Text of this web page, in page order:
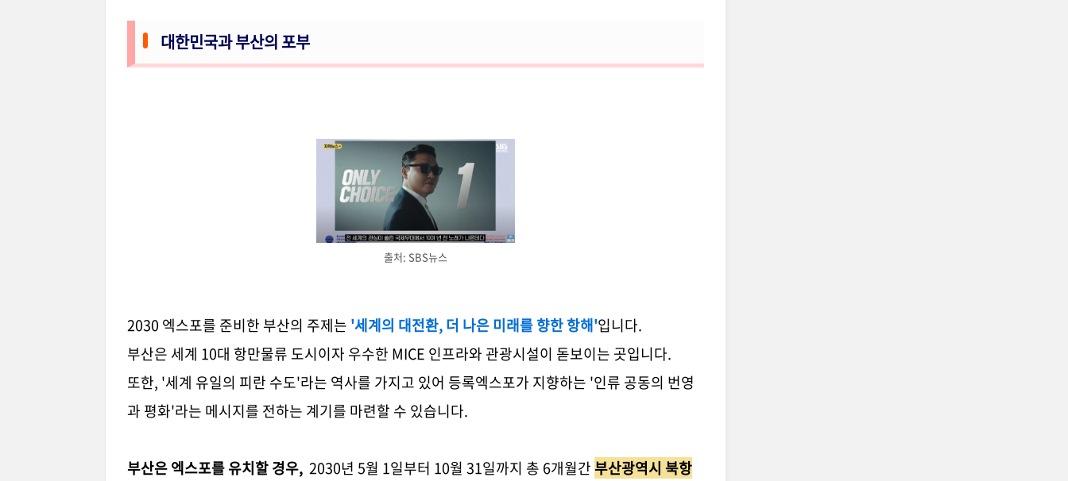
대한민국과 부산의 포부
출처: SBS뉴스
2030 엑스포를 준비한 부산의 주제는 '세계의 대전환, 더 나은 미래를 향한 항해'입니다.
부산은 세계 10대 항만물류 도시이자 우수한 MICE 인프라와 관광시설이 돋보이는 곳입니다.
또한, '세계 유일의 피란 수도'라는 역사를 가지고 있어 등록엑스포가 지향하는 '인류 공동의 번영
과 평화'라는 메시지를 전하는 계기를 마련할 수 있습니다.
부산은 엑스포를 유치할 경우, 2030년 5월 1일부터 10월 31일까지 총 6개월간 부산광역시 북항